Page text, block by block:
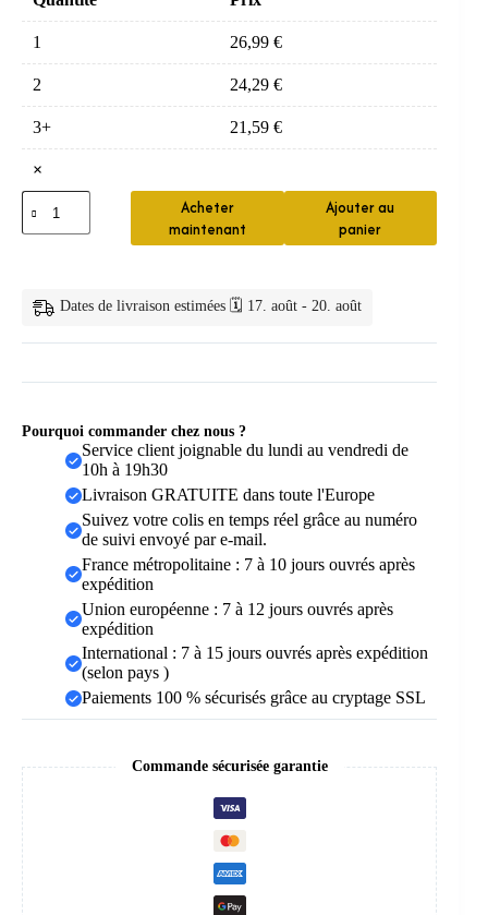
1 26,99 €
2 24,29 €
3+ 21,59 €
×
quantité
de
Brosse
360
Acheter
maintenant
Ajouter au
panier
Dates de livraison estimées 🗓️ 17. août - 20. août
Pourquoi commander chez nous ?
Service client joignable du lundi au vendredi de
10h à 19h30
Livraison GRATUITE dans toute l'Europe
Suivez votre colis en temps réel grâce au numéro
de suivi envoyé par e-mail.
France métropolitaine : 7 à 10 jours ouvrés après
expédition
Union européenne : 7 à 12 jours ouvrés après
expédition
International : 7 à 15 jours ouvrés après expédition
(selon pays )
Paiements 100 % sécurisés grâce au cryptage SSL
Commande sécurisée garantie